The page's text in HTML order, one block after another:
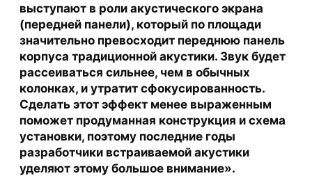
выступают в роли акустического экрана
(передней панели), который по площади
значительно превосходит переднюю панель
корпуса традиционной акустики. Звук будет
рассеиваться сильнее, чем в обычных
колонках, и утратит сфокусированность.
Сделать этот эффект менее выраженным
поможет продуманная конструкция и схема
установки, поэтому последние годы
разработчики встраиваемой акустики
уделяют этому большое внимание».